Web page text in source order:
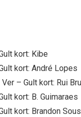
kort: Kibe
kort: André Lopes
– Gult kort: Rui
kort: B. Guimaraes
kort: Brandon